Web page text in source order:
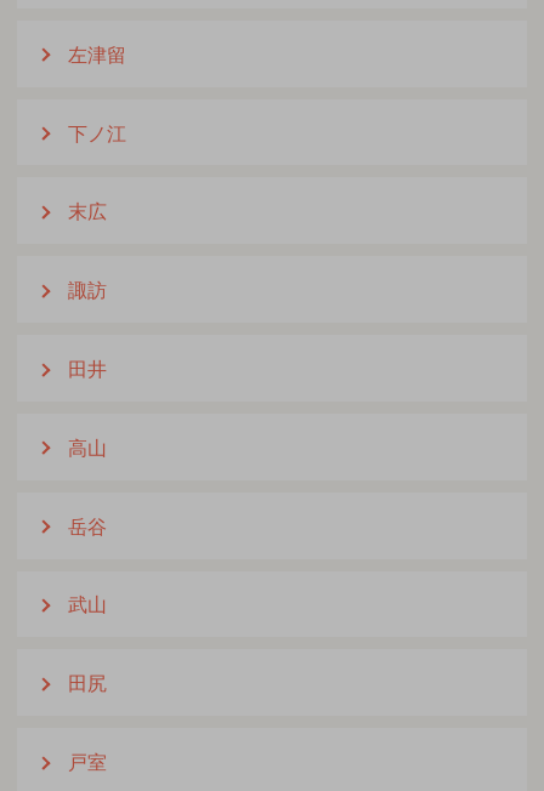
左津留
下ノ江
末広
諏訪
田井
高山
岳谷
武山
田尻
戸室